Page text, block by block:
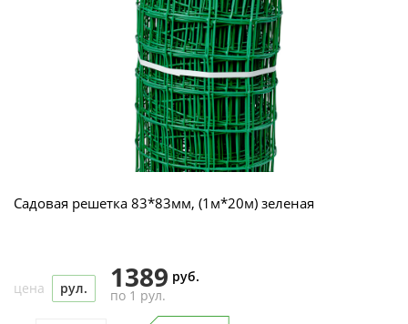
Садовая решетка 83*83мм, (1м*20м) зеленая
цена рул. 1389 руб.
по 1 рул.